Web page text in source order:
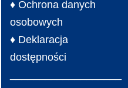
♦ Ochrona danych
osobowych
♦ Deklaracja
dostępności